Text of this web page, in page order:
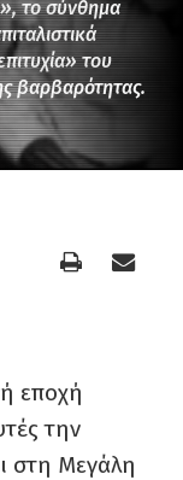
το σύνθημα
του
βαρβαρότητας.
εποχή
την
στη Μεγάλη